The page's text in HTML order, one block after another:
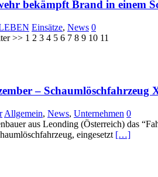
bekämpft Brand in einem
Einsätze, News 0
>> 1 2 3 4 5 6 7 8 9 10 11
– Schaumlöschfahrzeug
Allgemein, News, Unternehmen 0
aus Leonding (Österreich) das
eingesetzt […]